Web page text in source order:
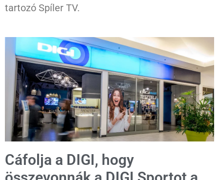
tartozó Spíler TV.
Cáfolja a DIGI, hogy